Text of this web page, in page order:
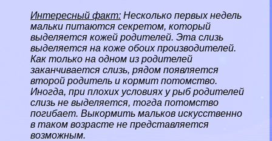
Интересный факт: Несколько первых недель
мальки питаются секретом, который
выделяется кожей родителей. Эта слизь
выделяется на коже обоих производителей.
Как только на одном из родителей
заканчивается слизь, рядом появляется
второй родитель и кормит потомство.
Иногда, при плохих условиях у рыб родителей
слизь не выделяется, тогда потомство
погибает. Выкормить мальков искусственно
в таком возрасте не представляется
возможным.